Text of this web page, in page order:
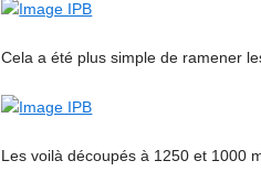
Cela a été plus simple de ramener
Les voilà découpés à 1250 et 1000